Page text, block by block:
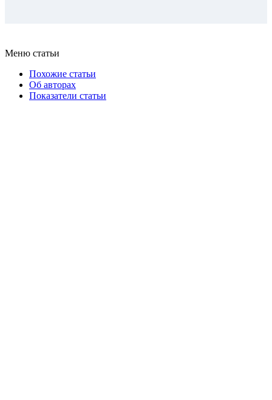
Меню статьи
Похожие статьи
Об авторах
Показатели статьи